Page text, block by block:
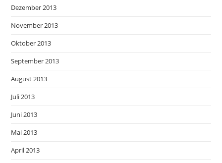
Dezember 2013
November 2013
Oktober 2013
September 2013
August 2013
Juli 2013
Juni 2013
Mai 2013
April 2013